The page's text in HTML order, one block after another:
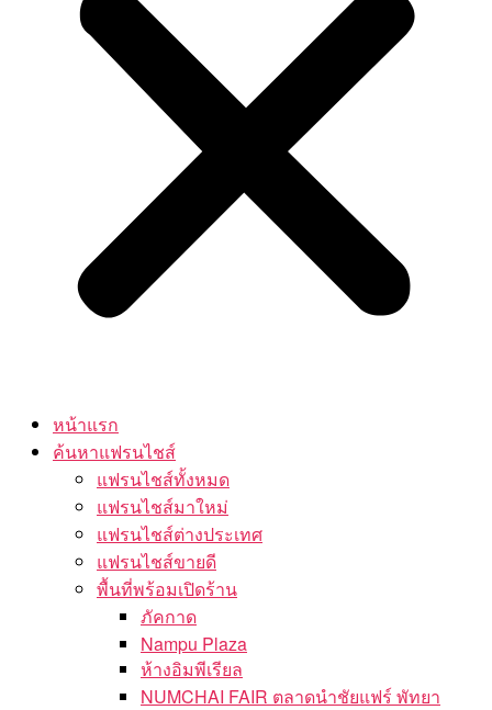
หน้าแรก
ค้นหาแฟรนไชส์
แฟรนไชส์ทั้งหมด
แฟรนไชส์มาใหม่
แฟรนไชส์ต่างประเทศ
แฟรนไชส์ขายดี
พื้นที่พร้อมเปิดร้าน
ภัคกาด
Nampu Plaza
ห้างอิมพีเรียล
NUMCHAI FAIR ตลาดนำชัยแฟร์ พัทยา